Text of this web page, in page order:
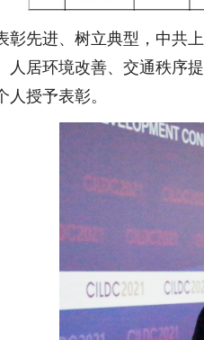
彰先进、树立典型，中共
人居环境改善、交通秩序
人授予表彰。